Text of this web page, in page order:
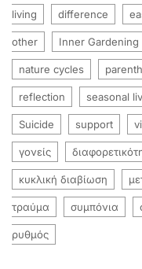
living difference
other Inner Gardening
nature cycles
reflection seasonal
Suicide support
γονείς
κυκλική διαβίωση
τραύμα συμπόνια
ρυθμός